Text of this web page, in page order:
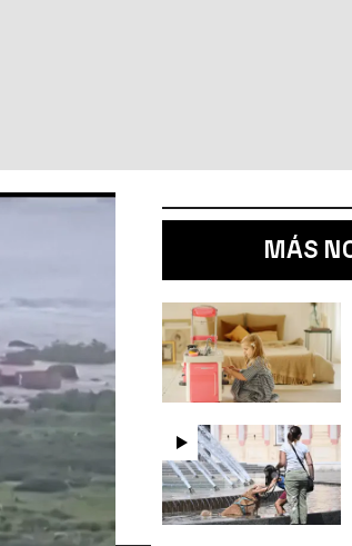
de
la alerta en
la
tras
MÁS